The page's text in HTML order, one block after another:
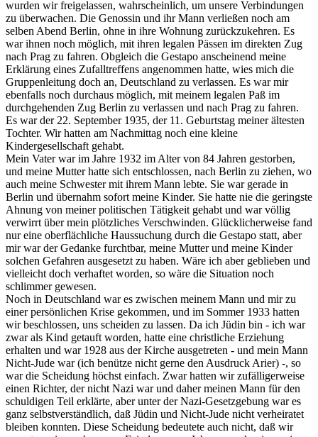
wurden wir freigelassen, wahrscheinlich, um unsere Verbindungen
zu überwachen. Die Genossin und ihr Mann verließen noch am
selben Abend Berlin, ohne in ihre Wohnung zurückzukehren. Es
war ihnen noch möglich, mit ihren legalen Pässen im direkten Zug
nach Prag zu fahren. Obgleich die Gestapo anscheinend meine
Erklärung eines Zufalltreffens angenommen hatte, wies mich die
Gruppenleitung doch an, Deutschland zu verlassen. Es war mir
ebenfalls noch durchaus möglich, mit meinem legalen Paß im
durchgehenden Zug Berlin zu verlassen und nach Prag zu fahren.
Es war der 22. September 1935, der 11. Geburtstag meiner ältesten
Tochter. Wir hatten am Nachmittag noch eine kleine
Kindergesellschaft gehabt.
Mein Vater war im Jahre 1932 im Alter von 84 Jahren gestorben,
und meine Mutter hatte sich entschlossen, nach Berlin zu ziehen, wo
auch meine Schwester mit ihrem Mann lebte. Sie war gerade in
Berlin und übernahm sofort meine Kinder. Sie hatte nie die geringste
Ahnung von meiner politischen Tätigkeit gehabt und war völlig
verwirrt über mein plötzliches Verschwinden. Glücklicherweise fand
nur eine oberflächliche Haussuchung durch die Gestapo statt, aber
mir war der Gedanke furchtbar, meine Mutter und meine Kinder
solchen Gefahren ausgesetzt zu haben. Wäre ich aber geblieben und
vielleicht doch verhaftet worden, so wäre die Situation noch
schlimmer gewesen.
Noch in Deutschland war es zwischen meinem Mann und mir zu
einer persönlichen Krise gekommen, und im Sommer 1933 hatten
wir beschlossen, uns scheiden zu lassen. Da ich Jüdin bin - ich war
zwar als Kind getauft worden, hatte eine christliche Erziehung
erhalten und war 1928 aus der Kirche ausgetreten - und mein Mann
Nicht-Jude war (ich benütze nicht gerne den Ausdruck Arier) -, so
war die Scheidung höchst einfach. Zwar hatten wir zufälligerweise
einen Richter, der nicht Nazi war und daher meinen Mann für den
schuldigen Teil erklärte, aber unter der Nazi-Gesetzgebung war es
ganz selbstverständlich, daß Jüdin und Nicht-Jude nicht verheiratet
bleiben konnten. Diese Scheidung bedeutete auch nicht, daß wir